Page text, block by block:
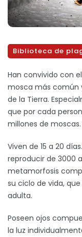
Biblioteca de
Han convivido con
mosca más común
de la Tierra.
que por cada
millones de moscas.
Viven de 15 a 20
reproducir de 3000
metamorfosis
su ciclo de vida,
adulta.
Poseen ojos
la luz